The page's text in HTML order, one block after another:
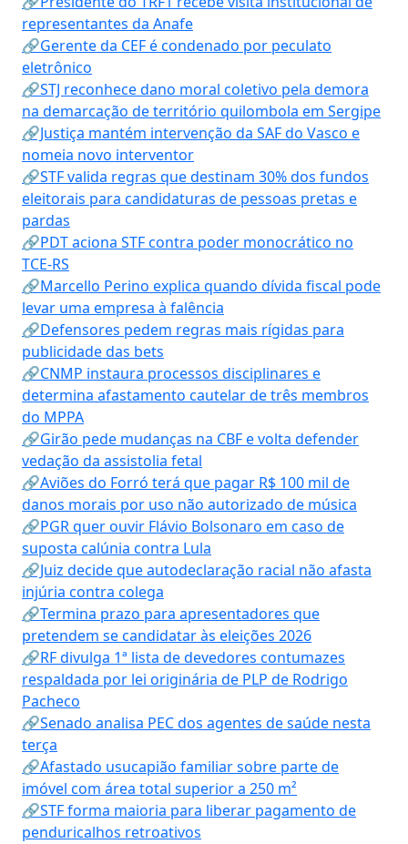
representantes da Anafe
🔗Gerente da CEF é condenado por peculato
eletrônico
🔗STJ reconhece dano moral coletivo pela demora
na demarcação de território quilombola em Sergipe
🔗Justiça mantém intervenção da SAF do Vasco e
nomeia novo interventor
🔗STF valida regras que destinam 30% dos fundos
eleitorais para candidaturas de pessoas pretas e
pardas
🔗PDT aciona STF contra poder monocrático no
TCE-RS
🔗Marcello Perino explica quando dívida fiscal pode
levar uma empresa à falência
🔗Defensores pedem regras mais rígidas para
publicidade das bets
🔗CNMP instaura processos disciplinares e
determina afastamento cautelar de três membros
do MPPA
🔗Girão pede mudanças na CBF e volta defender
vedação da assistolia fetal
🔗Aviões do Forró terá que pagar R$ 100 mil de
danos morais por uso não autorizado de música
🔗PGR quer ouvir Flávio Bolsonaro em caso de
suposta calúnia contra Lula
🔗Juiz decide que autodeclaração racial não afasta
injúria contra colega
🔗Termina prazo para apresentadores que
pretendem se candidatar às eleições 2026
🔗RF divulga 1ª lista de devedores contumazes
respaldada por lei originária de PLP de Rodrigo
Pacheco
🔗Senado analisa PEC dos agentes de saúde nesta
terça
🔗Afastado usucapião familiar sobre parte de
imóvel com área total superior a 250 m²
🔗STF forma maioria para liberar pagamento de
penduricalhos retroativos